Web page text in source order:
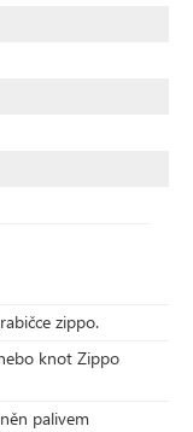
zippo.
knot Zippo
palivem